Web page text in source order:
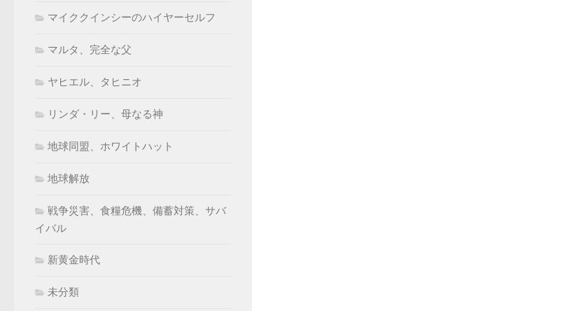
マイククインシーのハイヤーセルフ
マルタ、完全な父
ヤヒエル、タヒニオ
リンダ・リー、母なる神
地球同盟、ホワイトハット
地球解放
戦争災害、食糧危機、備蓄対策、サバ
イバル
新黄金時代
未分類